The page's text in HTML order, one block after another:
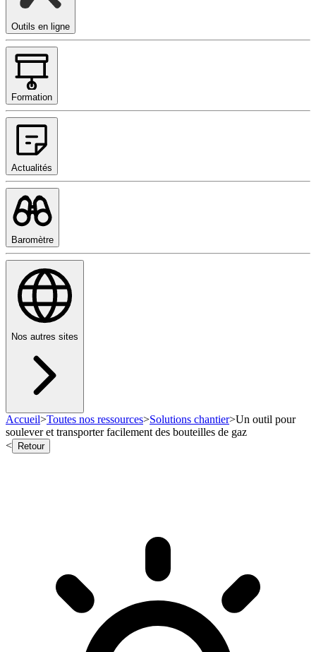
Outils en ligne
Formation
Actualités
Baromètre
Nos autres sites
Accueil>Toutes nos ressources>Solutions chantier>Un outil pour
soulever et transporter facilement des bouteilles de gaz
<
Retour